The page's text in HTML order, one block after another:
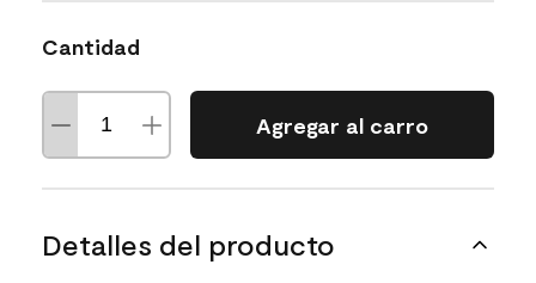
Cantidad
Agregar al carro
Detalles del producto